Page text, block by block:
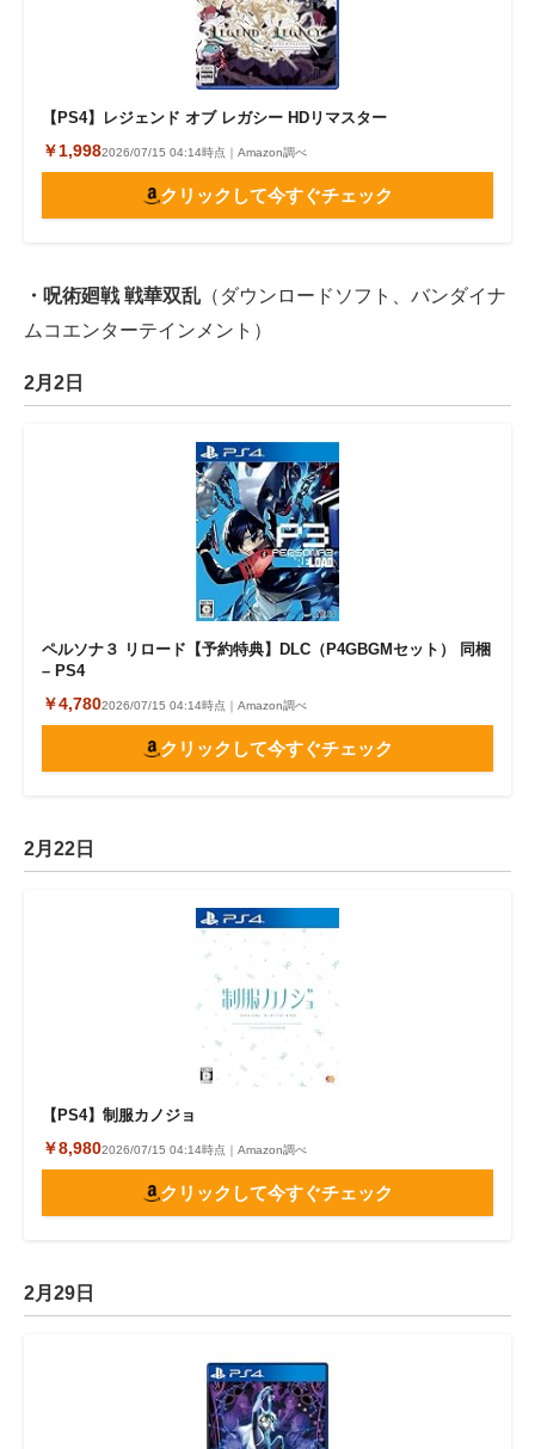
【PS4】レジェンド オブ レガシー HDリマスター
￥1,9982026/07/15 04:14時点｜Amazon調べ
クリックして今すぐチェック
・呪術廻戦 戦華双乱 （ダウンロードソフト、バンダイナ
ムコエンターテインメント）
2月2日
ペルソナ３ リロード【予約特典】DLC（P4GBGMセット） 同梱
– PS4
￥4,7802026/07/15 04:14時点｜Amazon調べ
クリックして今すぐチェック
2月22日
【PS4】制服カノジョ
￥8,9802026/07/15 04:14時点｜Amazon調べ
クリックして今すぐチェック
2月29日